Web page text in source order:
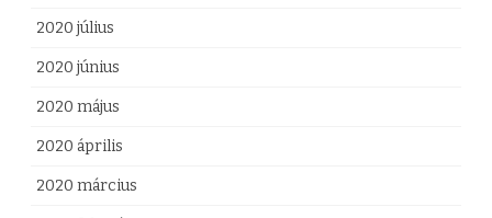
2020 július
2020 június
2020 május
2020 április
2020 március